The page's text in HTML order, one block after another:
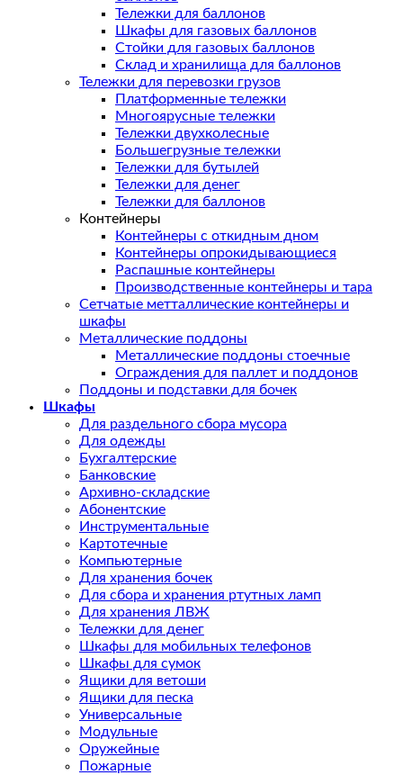
Тележки для баллонов
Шкафы для газовых баллонов
Стойки для газовых баллонов
Склад и хранилища для баллонов
Тележки для перевозки грузов
Платформенные тележки
Многоярусные тележки
Тележки двухколесные
Большегрузные тележки
Тележки для бутылей
Тележки для денег
Тележки для баллонов
Контейнеры
Контейнеры с откидным дном
Контейнеры опрокидывающиеся
Распашные контейнеры
Производственные контейнеры и тара
Сетчатые метталлические контейнеры и
шкафы
Металлические поддоны
Металлические поддоны стоечные
Ограждения для паллет и поддонов
Поддоны и подставки для бочек
Шкафы
Для раздельного сбора мусора
Для одежды
Бухгалтерские
Банковские
Архивно-складские
Абонентские
Инструментальные
Картотечные
Компьютерные
Для хранения бочек
Для сбора и хранения ртутных ламп
Для хранения ЛВЖ
Тележки для денег
Шкафы для мобильных телефонов
Шкафы для сумок
Ящики для ветоши
Ящики для песка
Универсальные
Модульные
Оружейные
Пожарные